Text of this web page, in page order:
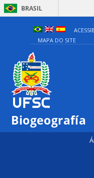
BRASIL
MAPA DO SITE
Biogeografía